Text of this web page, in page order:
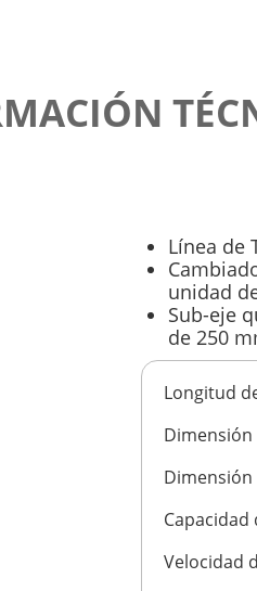
Línea de
unidad
Sub-eje
de 250
Longitud
Dimensión
Dimensión
Capacidad
Velocidad